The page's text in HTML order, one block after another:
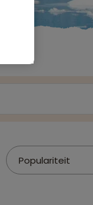
Populariteit